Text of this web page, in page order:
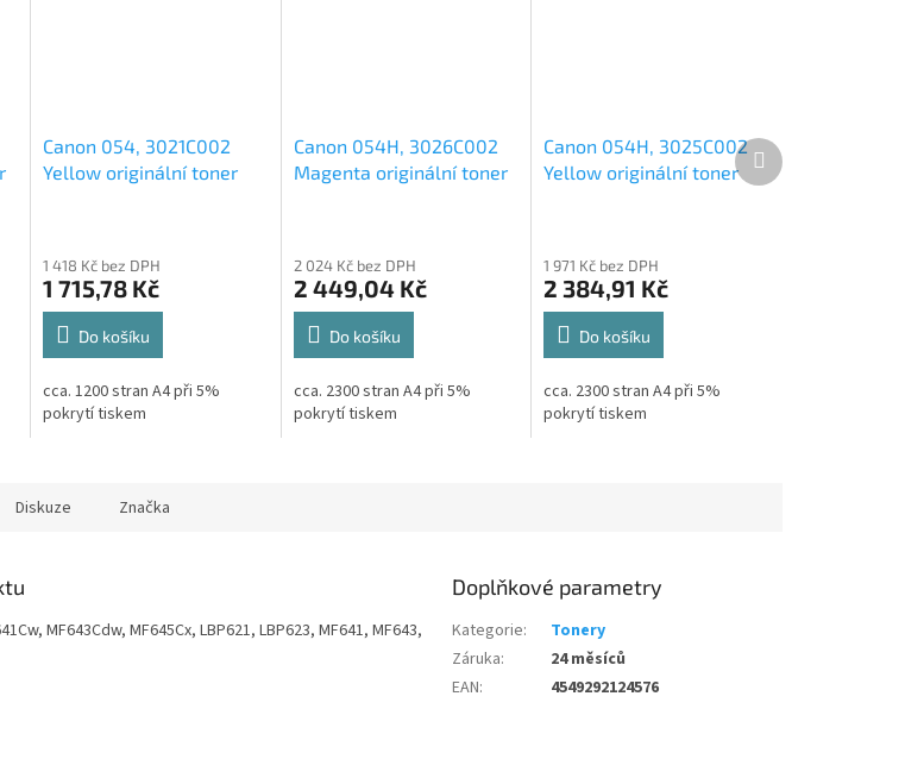
Canon 054, 3021C002
Yellow originální toner
1 418 Kč bez DPH
1 715,78 Kč
Do košíku
cca. 1200 stran A4 při 5%
pokrytí tiskem
Canon 054H, 3026C002
Magenta originální toner
2 024 Kč bez DPH
2 449,04 Kč
Do košíku
cca. 2300 stran A4 při 5%
pokrytí tiskem
Canon 054H, 3025C002
Yellow originální toner
1 971 Kč bez DPH
2 384,91 Kč
Do košíku
cca. 2300 stran A4 při 5%
pokrytí tiskem
Další
produkt
Diskuze Značka
MF643Cdw, MF645Cx, LBP621, LBP623, MF641, MF643,
Doplňkové parametry
Kategorie:
Tonery
Záruka:
24 měsíců
EAN: 4549292124576